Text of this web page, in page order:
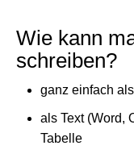
Wie kann
schreiben?
ganz einfach
als Text (Word,
Tabelle